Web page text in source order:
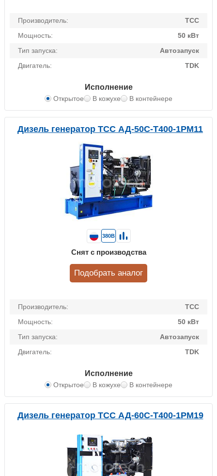
Производитель:
ТСС
Мощность:
50 кВт
Тип запуска:
Автозапуск
Двигатель:
TDK
Исполнение
Открытое В кожухе В контейнере
Дизель генератор ТСС АД-50С-Т400-1РМ11
Производитель:
ТСС
Мощность:
50 кВт
Тип запуска:
Автозапуск
Двигатель:
TDK
Исполнение
Открытое В кожухе В контейнере
380В
Снят с производства
Подобрать аналог
Дизель генератор ТСС АД-60С-Т400-1РМ19